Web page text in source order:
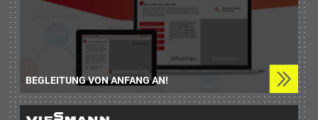
BEGLEITUNG VON ANFANG AN!